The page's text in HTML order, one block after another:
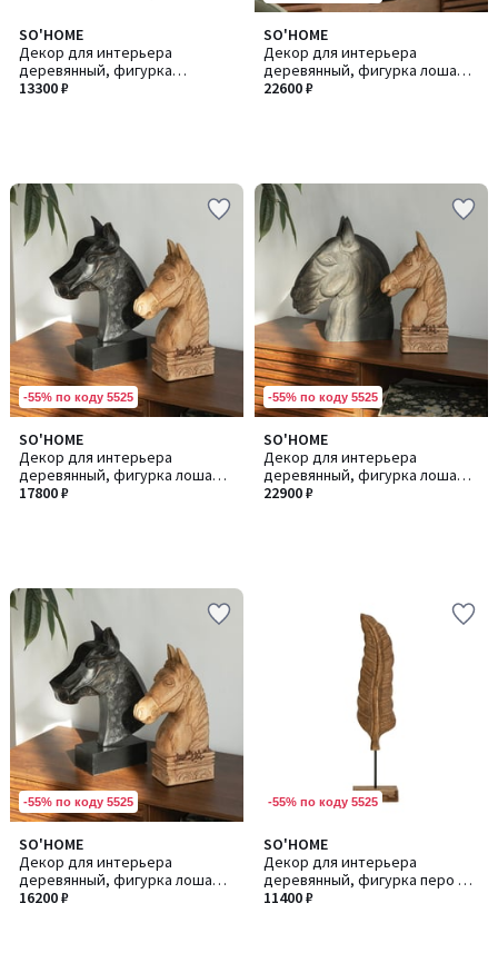
SO'HOME
Декор для интерьера
деревянный, фигурка
морской конёк из манго
13300 ₽
SO'HOME
Декор для интерьера
деревянный, фигурка лошадь
из манго
22600 ₽
-55% по коду 5525
SO'HOME
Декор для интерьера
деревянный, фигурка лошадь
из манго
17800 ₽
-55% по коду 5525
SO'HOME
Декор для интерьера
деревянный, фигурка лошадь
из манго
22900 ₽
-55% по коду 5525
SO'HOME
Декор для интерьера
деревянный, фигурка лошадь
из манго
16200 ₽
-55% по коду 5525
SO'HOME
Декор для интерьера
деревянный, фигурка перо из
манго
11400 ₽